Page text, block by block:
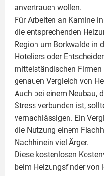
anvertrauen wollen.
Für Arbeiten an Kamine
die entsprechenden
Region um Borkwalde in
Hoteliers oder
mittelständischen
genauen Vergleich von
Auch bei einem Neubau,
Stress verbunden ist,
vernachlässigen. Ein
die Nutzung einem
Nachhinein viel Ärger.
Diese kostenlosen
beim Heizungsfinder von